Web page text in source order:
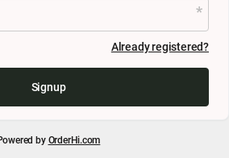
Already registered?
Signup
byOrderHi.com